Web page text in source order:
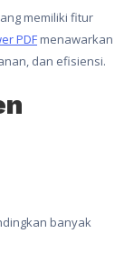
memiliki fitur
PDFmenawarkan
dan efisiensi.
banyak